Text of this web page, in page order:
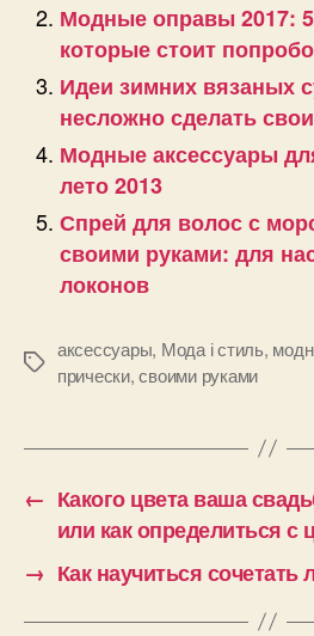
Модные оправы 2017:
которые стоит
Идеи зимних вязаных
несложно сделать
Модные аксессуары
лето 2013
Спрей для волос с
своими руками: для
локонов
Позначки
аксессуары, Мода і стиль,
прически,своими руками
← Какого цвета ваша
или как определиться с
→ Как научиться